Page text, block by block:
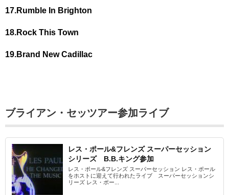
17.Rumble In Brighton
18.Rock This Town
19.Brand New Cadillac
ブライアン・セッツアー参加ライブ
レス・ポール&フレンズ スーパーセッション
シリーズ B.B.キング参加
レス・ポール&フレンズ スーパーセッション レス・ポール
をホストに迎えて行われたライブ スーパーセッションシ
リーズ レス・ポー...